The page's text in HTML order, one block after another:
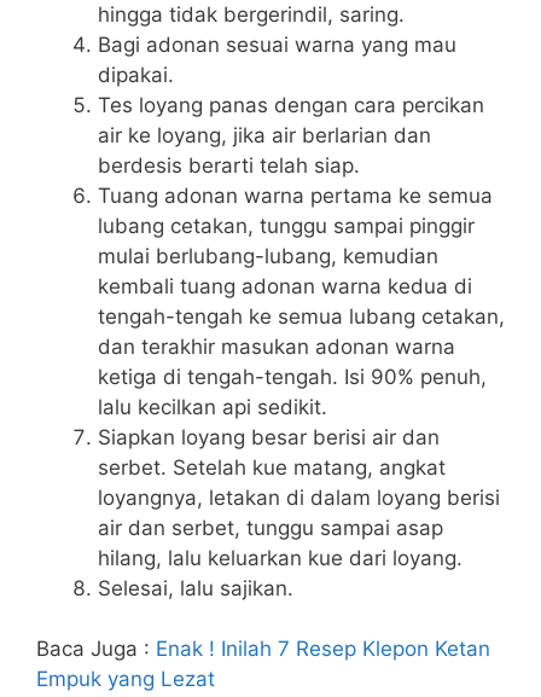
hingga tidak bergerindil, saring.
Bagi adonan sesuai warna yang mau
dipakai.
Tes loyang panas dengan cara percikan
air ke loyang, jika air berlarian dan
berdesis berarti telah siap.
Tuang adonan warna pertama ke semua
lubang cetakan, tunggu sampai pinggir
mulai berlubang-lubang, kemudian
kembali tuang adonan warna kedua di
tengah-tengah ke semua lubang cetakan,
dan terakhir masukan adonan warna
ketiga di tengah-tengah. Isi 90% penuh,
lalu kecilkan api sedikit.
Siapkan loyang besar berisi air dan
serbet. Setelah kue matang, angkat
loyangnya, letakan di dalam loyang berisi
air dan serbet, tunggu sampai asap
hilang, lalu keluarkan kue dari loyang.
Selesai, lalu sajikan.
Baca Juga : Enak ! Inilah 7 Resep Klepon Ketan
Empuk yang Lezat